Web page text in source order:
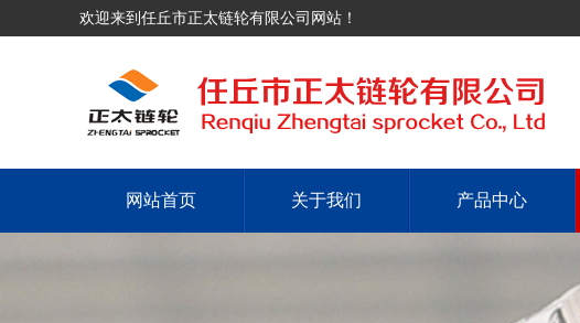
欢迎来到任丘市正太链轮有限公司网站！
网站首页 关于我们 产品中心